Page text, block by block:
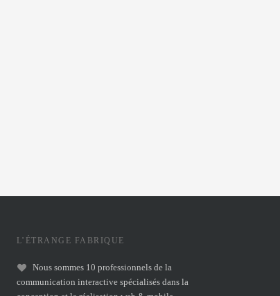
L’ÉTRANGE FABRIQUE
Nous sommes 10 professionnels de la
communication interactive spécialisés dans la